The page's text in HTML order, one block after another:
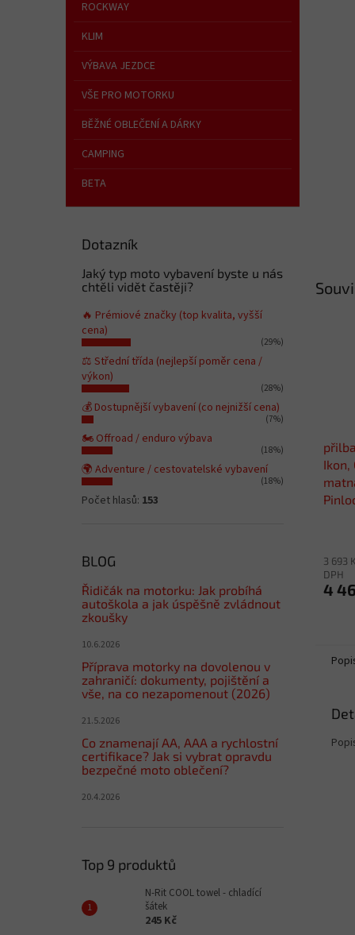
ROCKWAY
KLIM
VÝBAVA JEZDCE
VŠE PRO MOTORKU
BĚŽNÉ OBLEČENÍ A DÁRKY
CAMPING
BETA
Dotazník
Jaký typ moto vybavení byste u nás
chtěli vidět častěji?
🔥 Prémiové značky (top kvalita, vyšší
cena)
(29%)
⚖️ Střední třída (nejlepší poměr cena /
výkon)
(28%)
💰 Dostupnější vybavení (co nejnižší cena)
(7%)
🏍️ Offroad / enduro výbava
(18%)
🌍 Adventure / cestovatelské vybavení
(18%)
Počet hlasů: 153
BLOG
Řidičák na motorku: Jak probíhá
autoškola a jak úspěšně zvládnout
zkoušky
10.6.2026
Příprava motorky na dovolenou v
zahraničí: dokumenty, pojištění a
vše, na co nezapomenout (2026)
21.5.2026
Co znamenají AA, AAA a rychlostní
certifikace? Jak si vybrat opravdu
bezpečné moto oblečení?
20.4.2026
Top 9 produktů
N-Rit COOL towel - chladící
šátek
245 Kč
Ikon,
3 693
DPH
4